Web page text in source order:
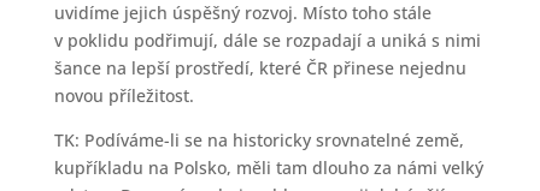
uvidíme jejich úspěšný rozvoj. Místo toho stále
v poklidu podřimují, dále se rozpadají a uniká s nimi
šance na lepší prostředí, které ČR přinese nejednu
novou příležitost.
TK: Podíváme-li se na historicky srovnatelné země,
kupříkladu na Polsko, měli tam dlouho za námi velký